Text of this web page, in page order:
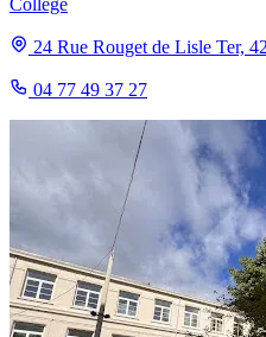
24 Rue Rouget de Lisle Ter,
04 77 49 37 27